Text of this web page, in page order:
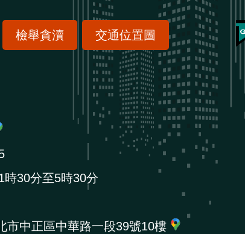
檢舉貪瀆 交通位置圖
30分至5時30分
市中正區中華路一段39號10樓